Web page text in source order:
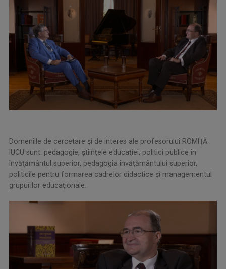
Domeniile de cercetare şi de interes ale profesorului ROMIŢĂ
IUCU sunt: pedagogie, ştiinţele educaţiei, politici publice în
învăţământul superior, pedagogia învăţământului superior,
politicile pentru formarea cadrelor didactice şi managementul
grupurilor educaţionale.